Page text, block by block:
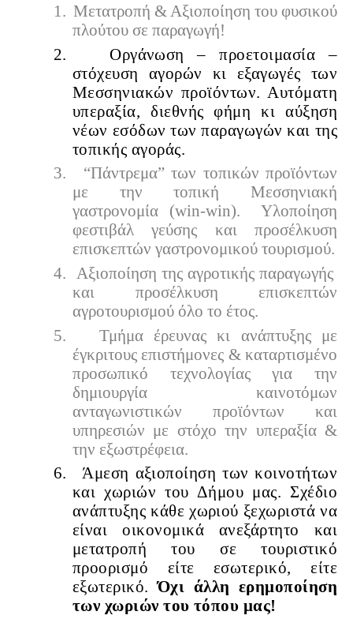
1. Μετατροπή & Αξιοποίηση του φυσικού
πλούτου σε παραγωγή!
2.
Οργάνωση – προετοιμασία –
στόχευση αγορών κι εξαγωγές των
Μεσσηνιακών προϊόντων. Αυτόματη
υπεραξία, διεθνής φήμη κι αύξηση
νέων εσόδων των παραγωγών και της
τοπικής αγοράς.
3.
“Πάντρεμα” των τοπικών προϊόντων
με την τοπική Μεσσηνιακή
γαστρονομία (win-win).
Υλοποίηση
φεστιβάλ γεύσης και προσέλκυση
επισκεπτών γαστρονομικού τουρισμού.
4. Αξιοποίηση της αγροτικής παραγωγής
και προσέλκυση επισκεπτών
αγροτουρισμού όλο το έτος.
5.
Τμήμα έρευνας κι ανάπτυξης με
έγκριτους επιστήμονες & καταρτισμένο
προσωπικό τεχνολογίας για την
δημιουργία καινοτόμων
ανταγωνιστικών προϊόντων και
υπηρεσιών με στόχο την υπεραξία &
την εξωστρέφεια.
6.
Άμεση αξιοποίηση των κοινοτήτων
και χωριών του Δήμου μας. Σχέδιο
ανάπτυξης κάθε χωριού ξεχωριστά να
είναι οικονομικά ανεξάρτητο και
μετατροπή του σε τουριστικό
προορισμό είτε εσωτερικό, είτε
εξωτερικό.Όχι άλλη ερημοποίηση
των χωριών του τόπου μας!